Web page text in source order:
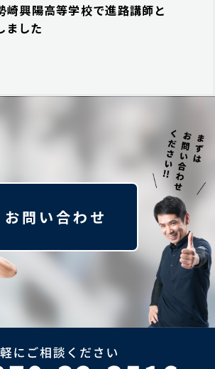
崎興陽高等学校で進路講師と
ました
お問い合わせ